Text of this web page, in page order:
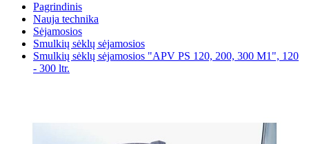
Pagrindinis
Nauja technika
Sėjamosios
Smulkių sėklų sėjamosios
Smulkių sėklų sėjamosios "APV PS 120, 200, 300 M1", 120
- 300 ltr.